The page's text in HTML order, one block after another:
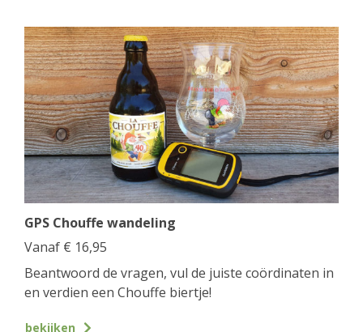
GPS Chouffe wandeling
Vanaf € 16,95
Beantwoord de vragen, vul de juiste coördinaten in
en verdien een Chouffe biertje!
bekijken